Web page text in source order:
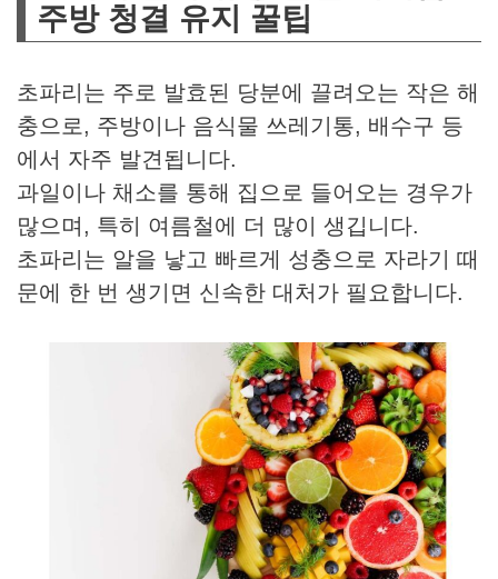
주방 청결 유지 꿀팁
초파리는 주로 발효된 당분에 끌려오는 작은 해
충으로, 주방이나 음식물 쓰레기통, 배수구 등
에서 자주 발견됩니다.
과일이나 채소를 통해 집으로 들어오는 경우가
많으며, 특히 여름철에 더 많이 생깁니다.
초파리는 알을 낳고 빠르게 성충으로 자라기 때
문에 한 번 생기면 신속한 대처가 필요합니다.